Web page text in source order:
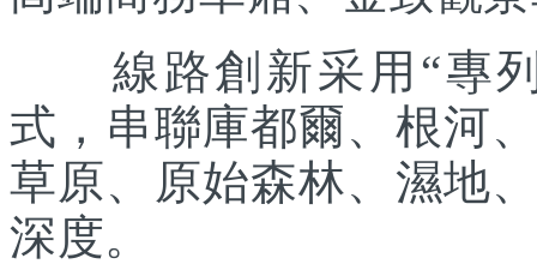
線路創新采用“專列
式，串聯庫都爾、根河
草原、原始森林、濕地
深度。